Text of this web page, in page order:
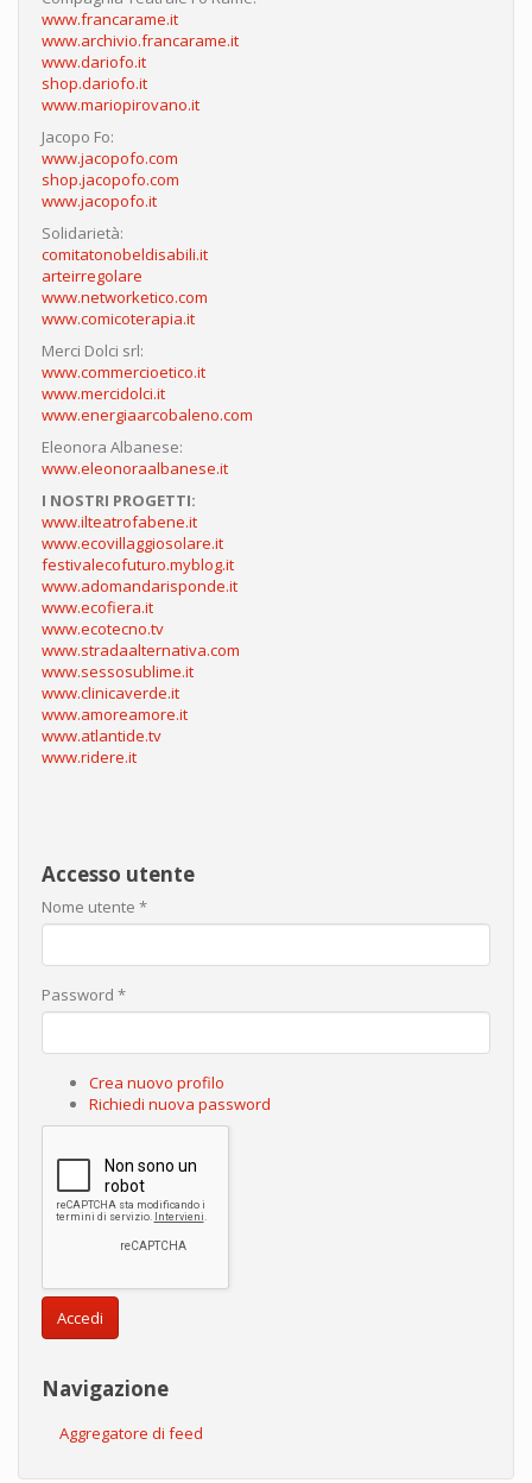
www.francarame.it
www.archivio.francarame.it
www.dariofo.it
shop.dariofo.it
www.mariopirovano.it
Jacopo Fo:
www.jacopofo.com
shop.jacopofo.com
www.jacopofo.it
Solidarietà:
comitatonobeldisabili.it
arteirregolare
www.networketico.com
www.comicoterapia.it
Merci Dolci srl:
www.commercioetico.it
www.mercidolci.it
www.energiaarcobaleno.com
Eleonora Albanese:
www.eleonoraalbanese.it
I NOSTRI PROGETTI:
www.ilteatrofabene.it
www.ecovillaggiosolare.it
festivalecofuturo.myblog.it
www.adomandarisponde.it
www.ecofiera.it
www.ecotecno.tv
www.stradaalternativa.com
www.sessosublime.it
www.clinicaverde.it
www.amoreamore.it
www.atlantide.tv
www.ridere.it
Accesso utente
Nome utente *
Password *
Crea nuovo profilo
Richiedi nuova password
Accedi
Navigazione
Aggregatore di feed